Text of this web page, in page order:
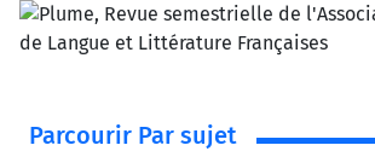
Parcourir Par sujet